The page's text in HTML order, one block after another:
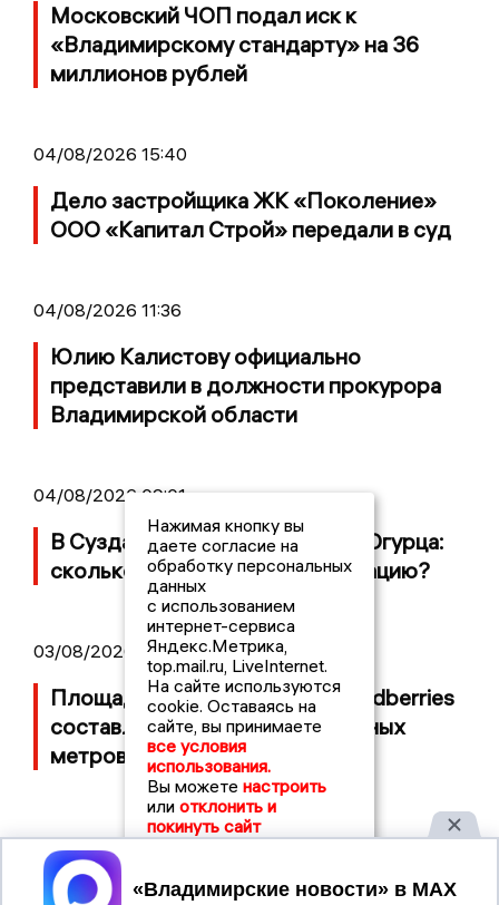
Московский ЧОП подал иск к
«Владимирскому стандарту» на 36
миллионов рублей
04/08/2026 15:40
Дело застройщика ЖК «Поколение»
ООО «Капитал Строй» передали в суд
04/08/2026 11:36
Юлию Калистову официально
представили в должности прокурора
Владимирской области
04/08/2026 09:01
В Суздале прошёл Фестиваль Огурца:
сколько потратили на организацию?
03/08/2026 14:13
Площадь пожара на складе Wildberries
составляет 100 тысяч квадратных
метров
Нажимая кнопку вы
даете согласие на
обработку персональных
данных
с использованием
интернет-сервиса
Яндекс.Метрика,
top.mail.ru, LiveInternet.
На сайте используются
cookie. Оставаясь на
сайте, вы принимаете
все условия
использования.
Вы можете настроить
или отклонить и
покинуть сайт
Принять